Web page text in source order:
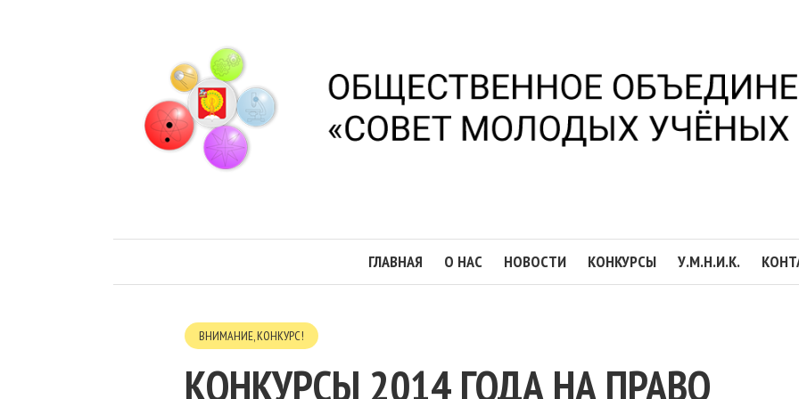
ГЛАВНАЯ О НАС НОВОСТИ КОНКУРСЫ У.М.Н.И.К.
ВНИМАНИЕ, КОНКУРС!
КОНКУРСЫ 2014 ГОДА НА ПРАВО